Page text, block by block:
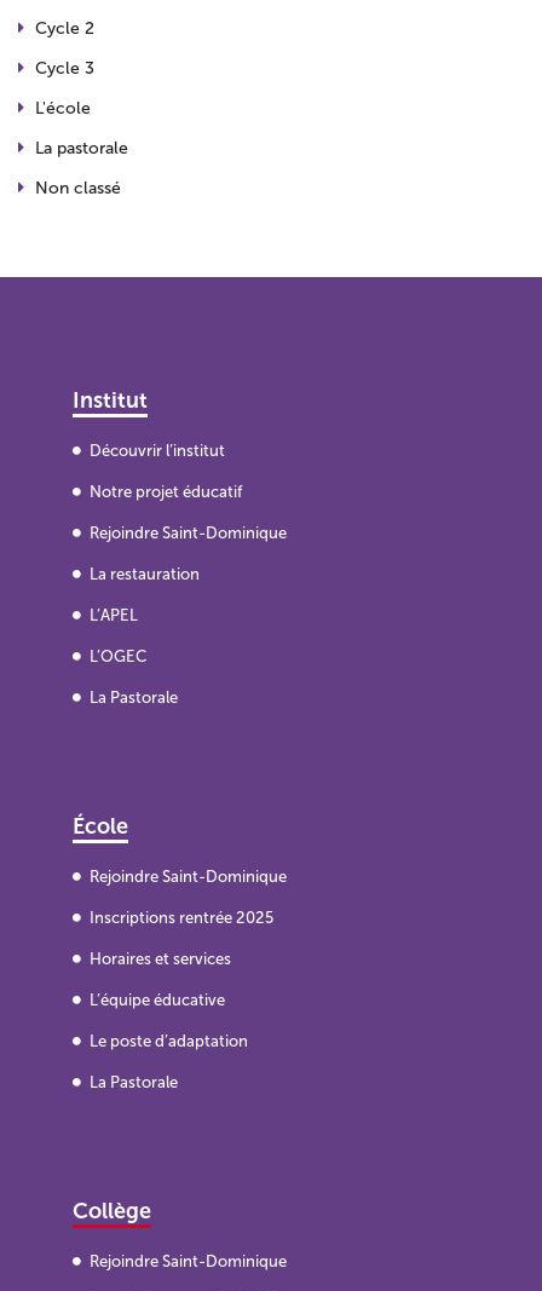
Cycle 2
Cycle 3
L'école
La pastorale
Non classé
Institut
Découvrir l’institut
Notre projet éducatif
Rejoindre Saint-Dominique
La restauration
L’APEL
L’OGEC
La Pastorale
École
Rejoindre Saint-Dominique
Inscriptions rentrée 2025
Horaires et services
L’équipe éducative
Le poste d’adaptation
La Pastorale
Collège
Rejoindre Saint-Dominique